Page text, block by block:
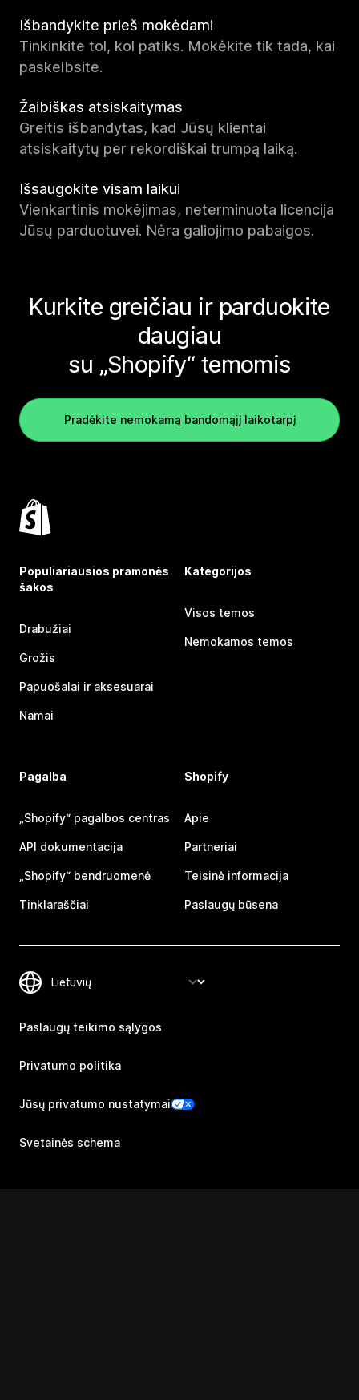
Išbandykite prieš mokėdami
Tinkinkite tol, kol patiks. Mokėkite tik tada, kai
paskelbsite.
Žaibiškas atsiskaitymas
Greitis išbandytas, kad Jūsų klientai
atsiskaitytų per rekordiškai trumpą laiką.
Išsaugokite visam laikui
Vienkartinis mokėjimas, neterminuota licencija
Jūsų parduotuvei. Nėra galiojimo pabaigos.
Kurkite greičiau ir parduokite
daugiau
su „Shopify“ temomis
Pradėkite nemokamą bandomąjį laikotarpį
Populiariausios pramonės
šakos
Drabužiai
Grožis
Papuošalai ir aksesuarai
Namai
Kategorijos
Visos temos
Nemokamos temos
Pagalba
„Shopify“ pagalbos centras
API dokumentacija
„Shopify“ bendruomenė
Tinklaraščiai
Shopify
Apie
Partneriai
Teisinė informacija
Paslaugų būsena
Paslaugų teikimo sąlygos
Privatumo politika
Jūsų privatumo nustatymai
Svetainės schema